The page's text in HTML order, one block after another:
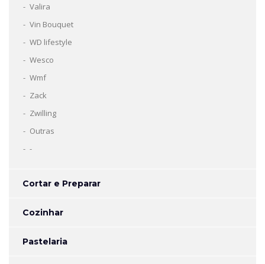
Valira
Vin Bouquet
WD lifestyle
Wesco
Wmf
Zack
Zwilling
Outras
-
Cortar e Preparar
Cozinhar
Pastelaria